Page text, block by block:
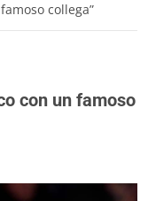
collega”
con un famoso